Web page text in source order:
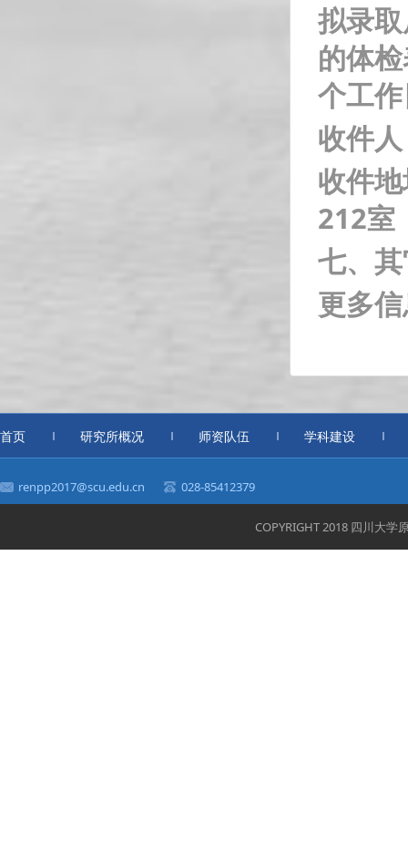
拟录
的体
个工
收件
收件
212室
七、
更多
首页 研究所概况 师资队伍 学科建设
renpp2017@scu.edu.cn 028-85412379
COPYRIGHT 2018 四川大学